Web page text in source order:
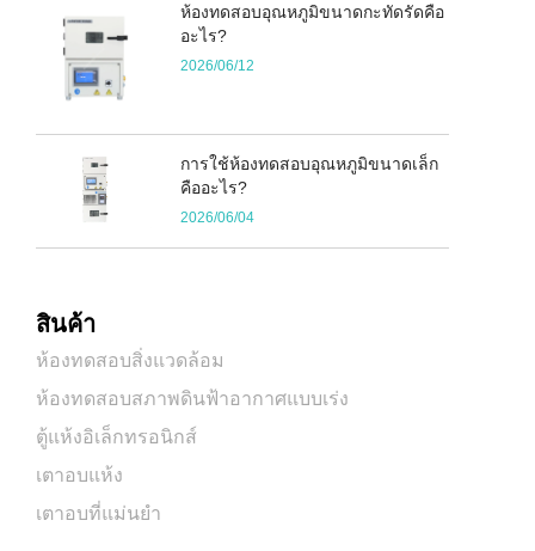
ห้องทดสอบอุณหภูมิขนาดกะทัดรัดคือ
อะไร?
2026/06/12
การใช้ห้องทดสอบอุณหภูมิขนาดเล็ก
คืออะไร?
2026/06/04
สินค้า
ห้องทดสอบสิ่งแวดล้อม
ห้องทดสอบสภาพดินฟ้าอากาศแบบเร่ง
ตู้แห้งอิเล็กทรอนิกส์
เตาอบแห้ง
เตาอบที่แม่นยำ